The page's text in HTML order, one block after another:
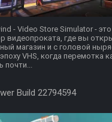
- Video Store Simulator -
видеопроката, где вы
магазин и с головой
VHS, когда перемотка
почти...
Build 22794594